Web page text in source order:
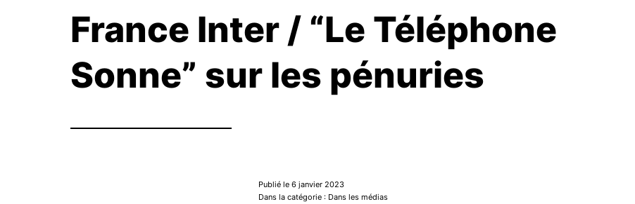
France Inter / “Le Téléphone
Sonne” sur les pénuries
Publié le 6 janvier 2023
Dans la catégorie : Dans les médias